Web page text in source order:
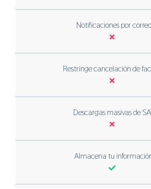
Notificaciones por
Restringe cancelación de
Descargas masivas de
Almacena tu